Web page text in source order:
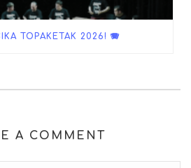
TOPAKETAK 2026! 🪗
A COMMENT